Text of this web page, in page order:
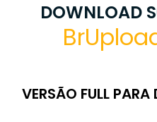
DOWNLOAD
VERSÃO FULL